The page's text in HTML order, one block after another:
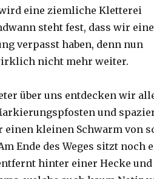
eine ziemliche Kletterei
steht fest, dass wir eine
verpasst haben, denn nun
nicht mehr weiter.
über uns entdecken wir
und
einen kleinen Schwarm von
Ende des Weges sitzt noch
hinter einer Hecke